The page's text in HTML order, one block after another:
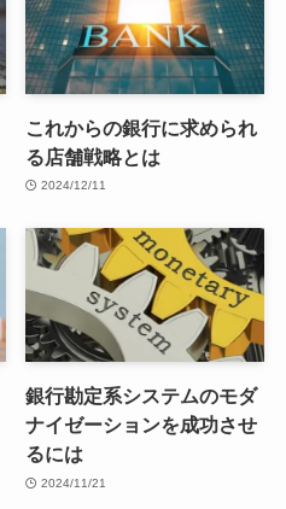
これからの銀行に求められ
る店舗戦略とは
2024/12/11
銀行勘定系システムのモダ
ナイゼーションを成功させ
るには
2024/11/21